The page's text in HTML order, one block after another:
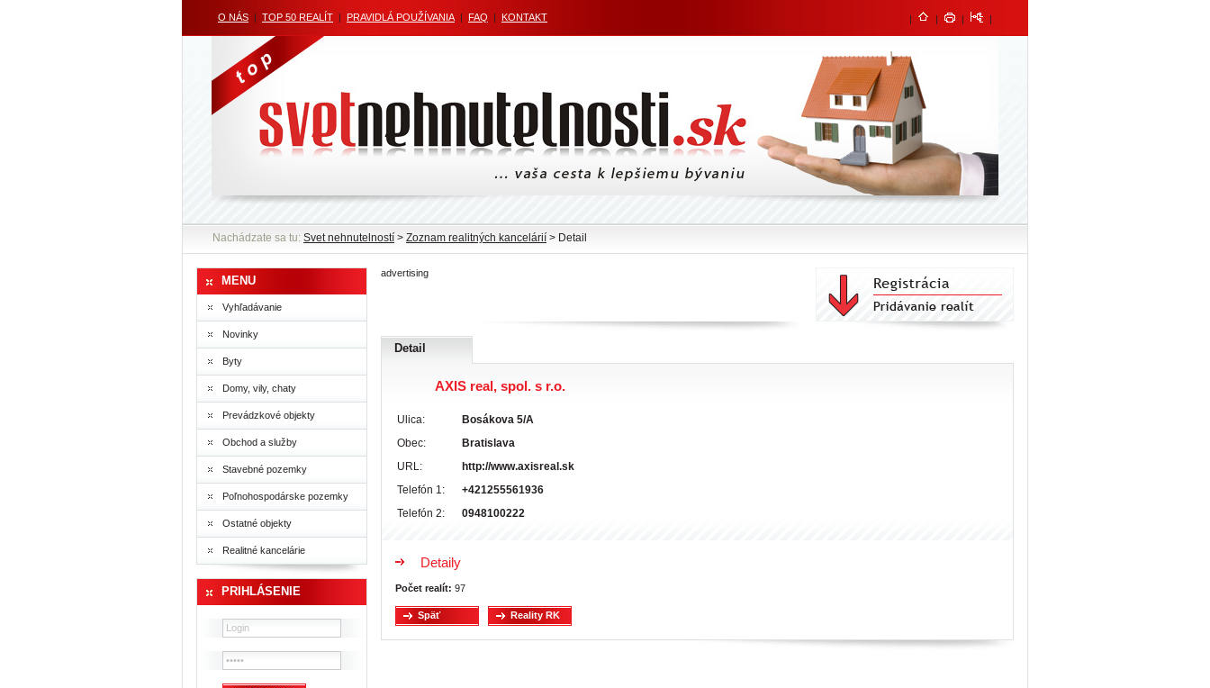
O NÁS | TOP 50 REALÍT | PRAVIDLÁ POUŽÍVANIA | FAQ | KONTAKT | | | |
Nachádzate sa tu: Svet nehnutelností > Zoznam realitných kancelárií > Detail
MENU
Vyhľadávanie
Novinky
Byty
Domy, vily, chaty
Prevádzkové objekty
Obchod a služby
Stavebné pozemky
Poľnohospodárske pozemky
Ostatné objekty
Realitné kancelárie
PRIHLÁSENIE
advertising
Detail
AXIS real, spol. s r.o.
Ulica:
Bosákova 5/A
Obec:
Bratislava
URL:
http://www.axisreal.sk
Telefón 1:
+421255561936
Telefón 2:
0948100222
Detaily
Počet realít: 97
Späť Reality RK